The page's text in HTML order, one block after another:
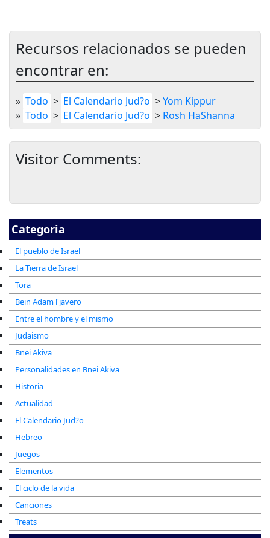
Categoria
El pueblo de Israel
La Tierra de Israel
Tora
Bein Adam l'javero
Entre el hombre y el mismo
Judaismo
Bnei Akiva
Personalidades en Bnei Akiva
Historia
Actualidad
El Calendario Jud?o
Hebreo
Juegos
Elementos
El ciclo de la vida
Canciones
Treats
Recursos relacionados se pueden
encontrar en:
» Todo > El Calendario Jud?o >Yom Kippur
» Todo > El Calendario Jud?o > Rosh HaShanna
Visitor Comments: